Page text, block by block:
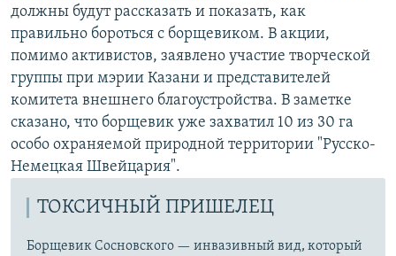
должны будут рассказать и показать, как
правильно бороться с борщевиком. В акции,
помимо активистов, заявлено участие творческой
группы при мэрии Казани и представителей
комитета внешнего благоустройства. В заметке
сказано, что борщевик уже захватил 10 из 30 га
особо охраняемой природной территории "Русско-
Немецкая Швейцария".
ТОКСИЧНЫЙ ПРИШЕЛЕЦ
Борщевик Сосновского — инвазивный вид, который